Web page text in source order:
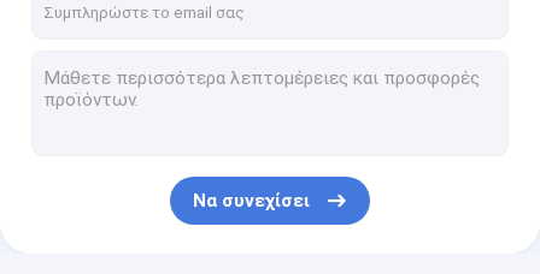
Σχετικά με εμάς
Ζητήστε μια προσφορά
Να συνεχίσει